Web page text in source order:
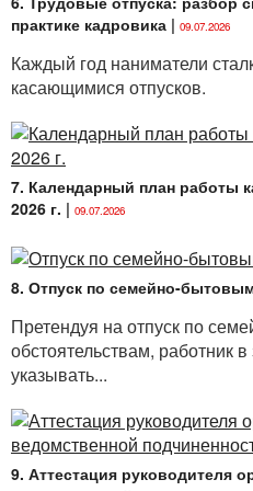
пенсионного
формироваться его право
пенсию (досрочную или
уплаты работодателем
бюджет
социальной защиты
Беларусь.
назначается работнику при
такую пенсию, но
предшествующего
общеустановленного
Исчисляется она путем
сбережений (по данным
досрочного пенсионного
лица.
практике кадровика | 09.07.2026
Каждый год наниматели
касающимися отпусков.
7. Календарный план работы
2026 г. | 09.07.2026
8. Отпуск по семейно-
Претендуя на отпуск по
обстоятельствам, работник
указывать...
9. Аттестация руководителя